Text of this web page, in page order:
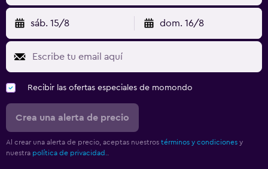
sáb. 15/8 dom. 16/8
Recibir las ofertas especiales de momondo
Crea una alerta de precio
Al crear una alerta de precio, aceptas nuestros términos y condiciones y
nuestra política de privacidad.